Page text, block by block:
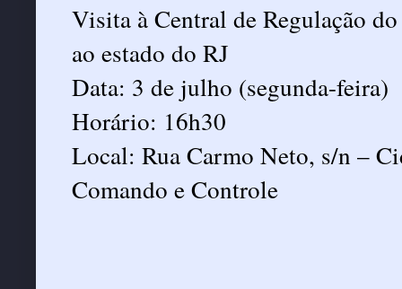
Visita à Central de Regulação
ao estado do RJ
Data: 3 de julho (segunda-feira)
Horário: 16h30
Local: Rua Carmo Neto, s/n –
Comando e Controle